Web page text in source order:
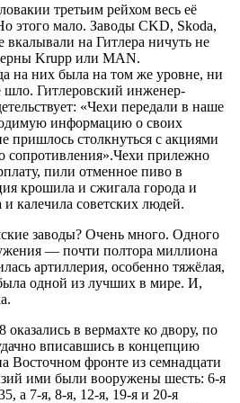
третьим рейхом весь её
этого мало. Заводы СKD, Skoda,
вкалывали на Гитлера ничуть не
Krupp или MAN.
на них была на том же уровне, ни
шло. Гитлеровский инженер-
«Чехи передали в наше
информацию о своих
пришлось столкнуться с акциями
сопротивления».Чехи прилежно
пили отменное пиво в
крошила и сжигала города и
калечила советских людей.
заводы? Очень много. Одного
— почти полтора миллиона
артиллерия, особенно тяжёлая,
одной из лучших в мире. И,
в вермахте ко двору, по
вписавшись в концепцию
Восточном фронте из семнадцати
ими были вооружены шесть: 6-я
а 7-я, 8-я, 12-я, 19-я и 20-я